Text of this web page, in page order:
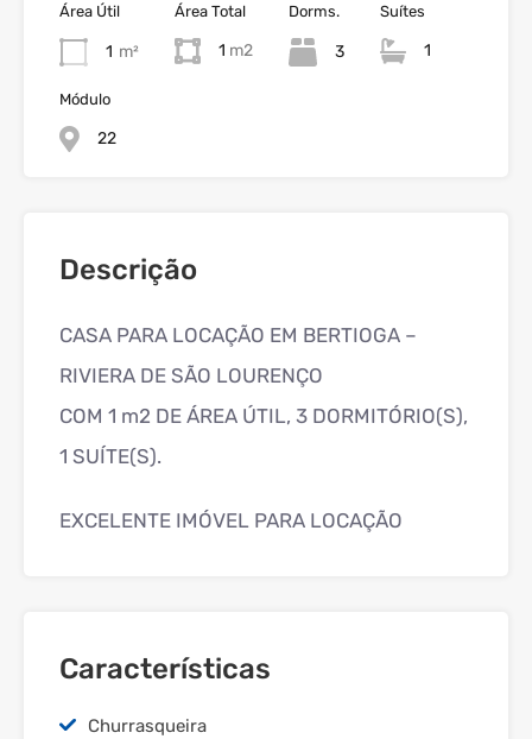
Dorms.
3
Área Útil
1 m²
Área Total
1
Suítes
1
Módulo
22
Descrição
CASA PARA LOCAÇÃO EM BERTIOGA –
RIVIERA DE SÃO LOURENÇO
COM 1 m2 DE ÁREA ÚTIL, 3 DORMITÓRIO(S),
1 SUÍTE(S).
EXCELENTE IMÓVEL PARA LOCAÇÃO
Características
Churrasqueira